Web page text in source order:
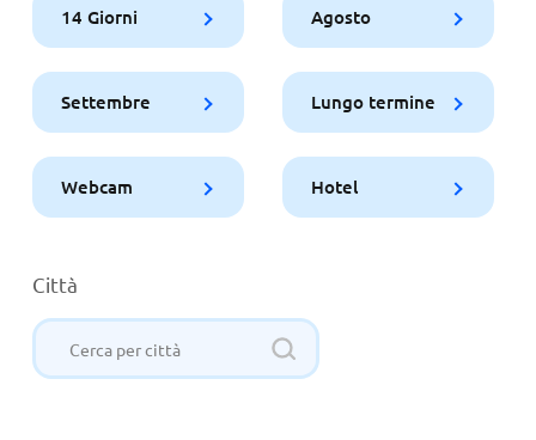
14 Giorni Agosto
Settembre Lungo termine
Webcam Hotel
Città